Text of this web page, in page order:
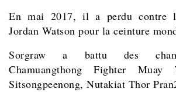
En mai 2017, il a perdu contre
Jordan Watson pour la ceinture
Sorgraw a battu des
Chamuangthong Fighter Muay
Sitsongpeenong, Nutakiat Thor